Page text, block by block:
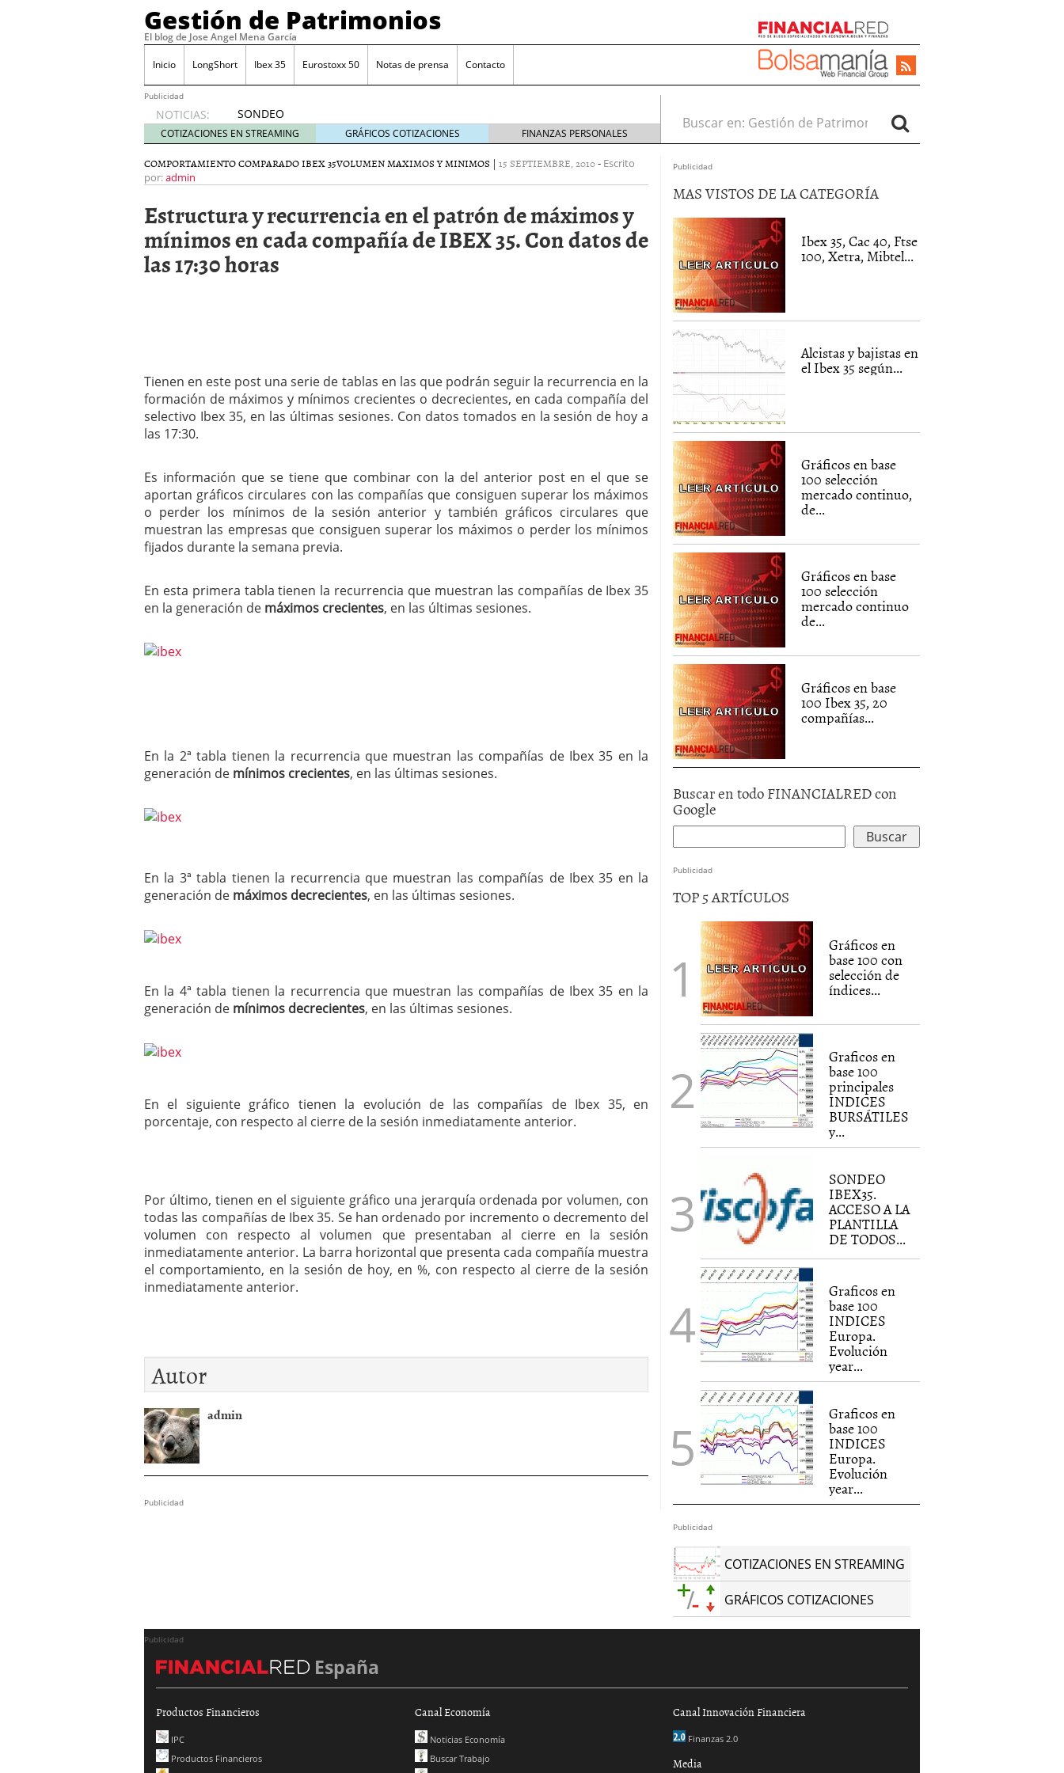
Gestión de Patrimonios
El blog de Jose Angel Mena García
Inicio LongShort Ibex 35 Eurostoxx 50 Notas de prensa Contacto
Publicidad
NOTICIAS:
SONDEO
IBEX35.
ACCESO
A LA
TODOS
LOS
VALORES
IBEX35
Catalejo sobre IBEX35. SISM?METROS. Prosiguen a la baja desde el 13/mayo
y a?n tienen recorrido adicional mayo 24, 2013
CATALEJO SOBRE IBEX35. TERMOMETROS. Aún con recorrido a la baja para
COTIZACIONES EN STREAMING GRÁFICOS COTIZACIONES FINANZAS PERSONALES
Buscar en:
COMPORTAMIENTO COMPARADO IBEX 35VOLUMEN MAXIMOS Y MINIMOS | 15 SEPTIEMBRE, 2010- Escrito
por:admin
Estructura y recurrencia en el patrón de máximos y
mínimos en cada compañía de IBEX 35. Con datos de
las 17:30 horas
Tienen en este post una serie de tablas en las que podrán seguir la recurrencia en la
formación de máximos y mínimos crecientes o decrecientes, en cada compañía del
selectivo Ibex 35, en las últimas sesiones. Con datos tomados en la sesión de hoy a
las 17:30.
Es información que se tiene que combinar con la del anterior post en el que se
aportan gráficos circulares con las compañías que consiguen superar los máximos
o perder los mínimos de la sesión anterior y también gráficos circulares que
muestran las empresas que consiguen superar los máximos o perder los mínimos
fijados durante la semana previa.
En esta primera tabla tienen la recurrencia que muestran las compañías de Ibex 35
en la generación de máximos crecientes, en las últimas sesiones.
En la 2ª tabla tienen la recurrencia que muestran las compañías de Ibex 35 en la
generación de mínimos crecientes, en las últimas sesiones.
En la 3ª tabla tienen la recurrencia que muestran las compañías de Ibex 35 en la
generación de máximos decrecientes, en las últimas sesiones.
En la 4ª tabla tienen la recurrencia que muestran las compañías de Ibex 35 en la
generación de mínimos decrecientes, en las últimas sesiones.
En el siguiente gráfico tienen la evolución de las compañías de Ibex 35, en
porcentaje, con respecto al cierre de la sesión inmediatamente anterior.
Por último, tienen en el siguiente gráfico una jerarquía ordenada por volumen, con
todas las compañías de Ibex 35. Se han ordenado por incremento o decremento del
volumen con respecto al volumen que presentaban al cierre en la sesión
inmediatamente anterior. La barra horizontal que presenta cada compañía muestra
el comportamiento, en la sesión de hoy, en %, con respecto al cierre de la sesión
inmediatamente anterior.
Autor
admin
Publicidad
Publicidad
MAS VISTOS DE LA CATEGORÍA
Ibex 35, Cac 40, Ftse
100, Xetra, Mibtel...
Alcistas y bajistas en
el Ibex 35 según...
Gráficos en base
100 selección
mercado continuo,
de...
Gráficos en base
100 selección
mercado continuo
de...
Gráficos en base
100 Ibex 35, 20
compañías...
Buscar en todo FINANCIALRED con
Google
Publicidad
TOP 5 ARTÍCULOS
Gráficos en
base 100 con
selección de
índices...
Graficos en
base 100
principales
INDICES
BURSÁTILES
y...
SONDEO
IBEX35.
ACCESO A LA
PLANTILLA
DE TODOS...
Graficos en
base 100
INDICES
Europa.
Evolución
year...
Graficos en
base 100
INDICES
Europa.
Evolución
year...
Publicidad
COTIZACIONES EN STREAMING
GRÁFICOS COTIZACIONES
Publicidad
España
Productos Financieros
IPC
Productos Financieros
Canal Economía
Noticias Economía
Buscar Trabajo
Canal Innovación Financiera
Finanzas 2.0
Media